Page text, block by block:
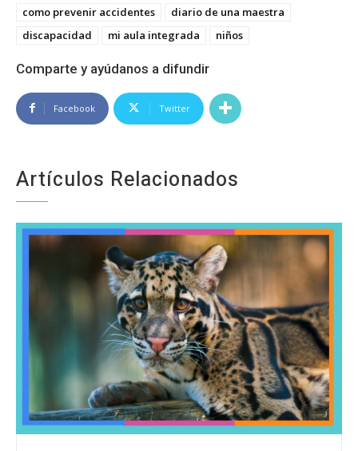
como prevenir accidentes
diario de una maestra
discapacidad
mi aula integrada niños
Comparte y ayúdanos a difundir
Facebook Twitter
Artículos Relacionados